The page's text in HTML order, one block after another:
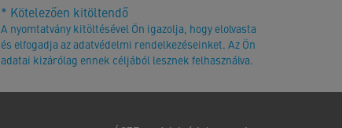
* Kötelezően kitöltendő
A nyomtatvány kitöltésével Ön igazolja, hogy elolvasta
és elfogadja az adatvédelmi rendelkezéseinket. Az Ön
adatai kizárólag ennek céljából lesznek felhasználva.